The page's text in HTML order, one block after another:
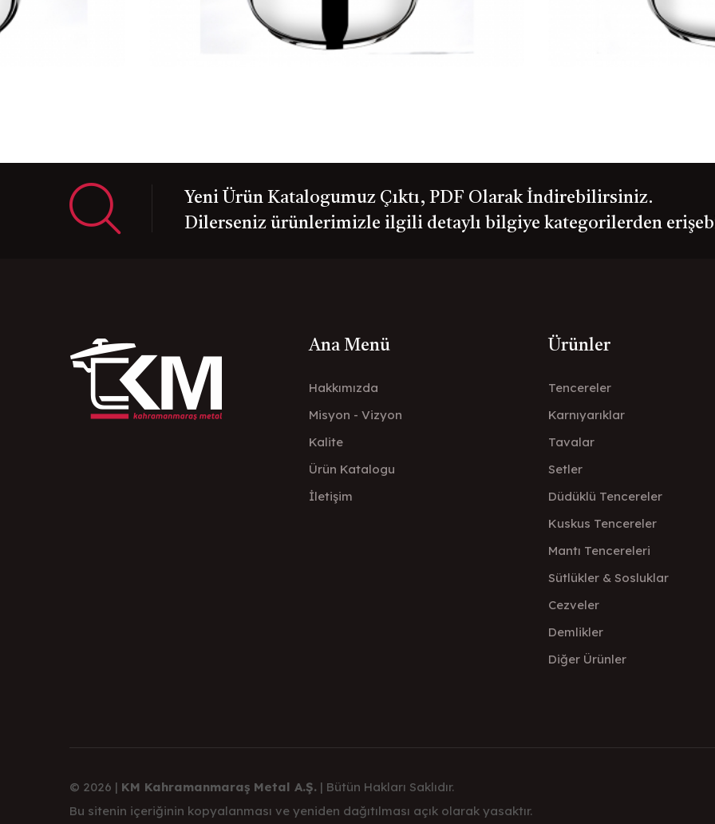
Yeni Ürün Katalogumuz Çıktı, PDF Olarak İndirebilirsiniz.
Dilerseniz ürünlerimizle ilgili detaylı bilgiye kategorilerden
Ana Menü
Hakkımızda
Misyon - Vizyon
Kalite
Ürün Katalogu
İletişim
Ürünler
Tencereler
Karnıyarıklar
Tavalar
Setler
Düdüklü Tencereler
Kuskus Tencereler
Mantı Tencereleri
Sütlükler & Sosluklar
Cezveler
Demlikler
Diğer Ürünler
© 2026 | KM Kahramanmaraş Metal A.Ş. | Bütün Hakları Saklıdır.
Bu sitenin içeriğinin kopyalanması ve yeniden dağıtılması açık olarak yasaktır.